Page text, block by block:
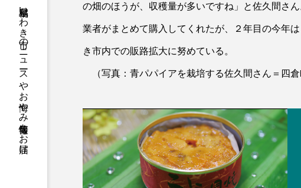
福島県いわき市のニュースやお悔やみ情報等をお届け の畑のほうが、収穫量が多いですね」と佐久間さ
業者がまとめて購入してくれたが、２年目の今年
き市内での販路拡大に努めている。
（写真：青パパイアを栽培する佐久間さん＝四倉